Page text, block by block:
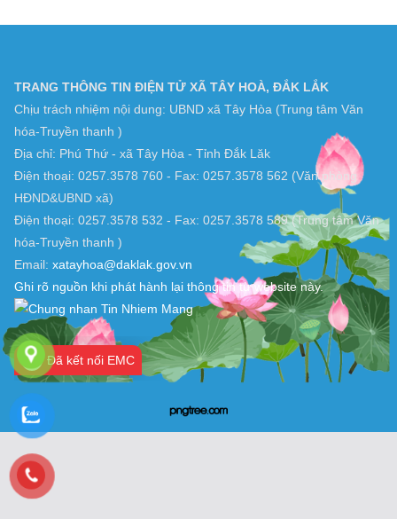
TRANG THÔNG TIN ĐIỆN TỬ XÃ TÂY HOÀ, ĐẮK LẮK
Chịu trách nhiệm nội dung: UBND xã Tây Hòa (Trung tâm Văn
hóa-Truyền thanh )
Điện thoại: 0257.3578 760 - Fax: 0257.3578 562 (Văn phòng
HĐND&UBND xã)
Điện thoại: 0257.3578 532 - Fax: 0257.3578 589 (Trung tâm Văn
hóa-Truyền thanh )
Email:xatayhoa@daklak.gov.vn
Ghi rõ nguồn khi phát hành lại thông tin từ website này.